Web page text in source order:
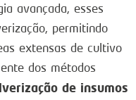
avançada, esses
permitindo
extensas de cultivo
dos métodos
de insumos